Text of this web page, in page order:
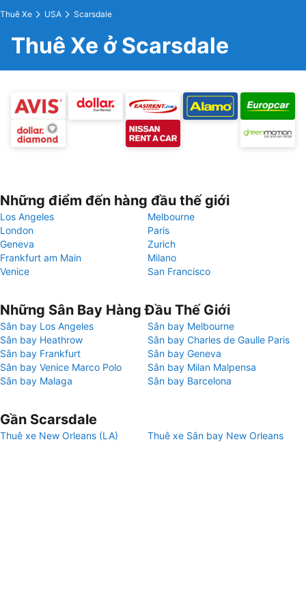
Thuê Xe USA Scarsdale
Thuê Xe ở Scarsdale
Những điểm đến hàng đầu thế giới
Los Angeles
Melbourne
London
Paris
Geneva
Zurich
Frankfurt am Main
Milano
Venice
San Francisco
Những Sân Bay Hàng Đầu Thế Giới
Sân bay Los Angeles
Sân bay Melbourne
Sân bay Heathrow
Sân bay Charles de Gaulle Paris
Sân bay Frankfurt
Sân bay Geneva
Sân bay Venice Marco Polo
Sân bay Milan Malpensa
Sân bay Malaga
Sân bay Barcelona
Gần Scarsdale
Thuê xe New Orleans (LA) Thuê xe Sân bay New Orleans